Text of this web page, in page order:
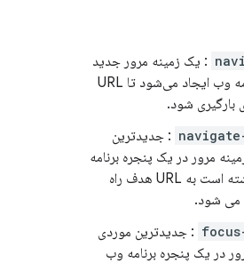
: یک زمینه مرور جدید
در پنجره برنامه وب ایجاد می‌شود تا URL
بارگیری شود.
: جدیدترین
مرور در یک پنجره برنامه
وب تعامل داشته است به URL هدف راه
می شود.
: جدیدترین موردی
در یک پنجره برنامه وب